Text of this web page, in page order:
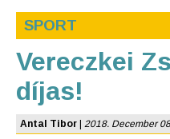
SPORT
Vereczkei
díjas!
Antal Tibor 2018. December